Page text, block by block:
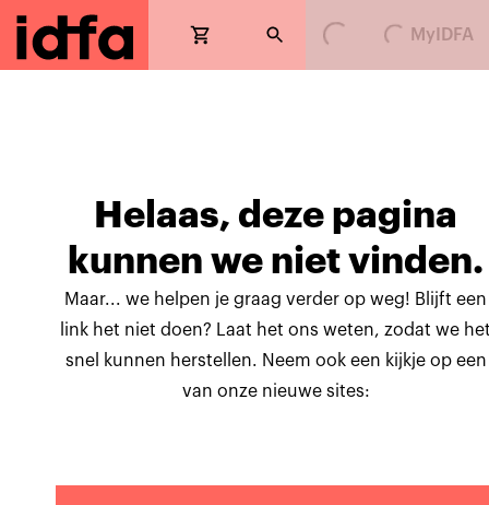
Loading...Loading...MyIDFA
Helaas, deze pagina
kunnen we niet vinden.
Maar... we helpen je graag verder op weg! Blijft een
link het niet doen? Laat het ons weten, zodat we
snel kunnen herstellen. Neem ook een kijkje op een
van onze nieuwe sites: